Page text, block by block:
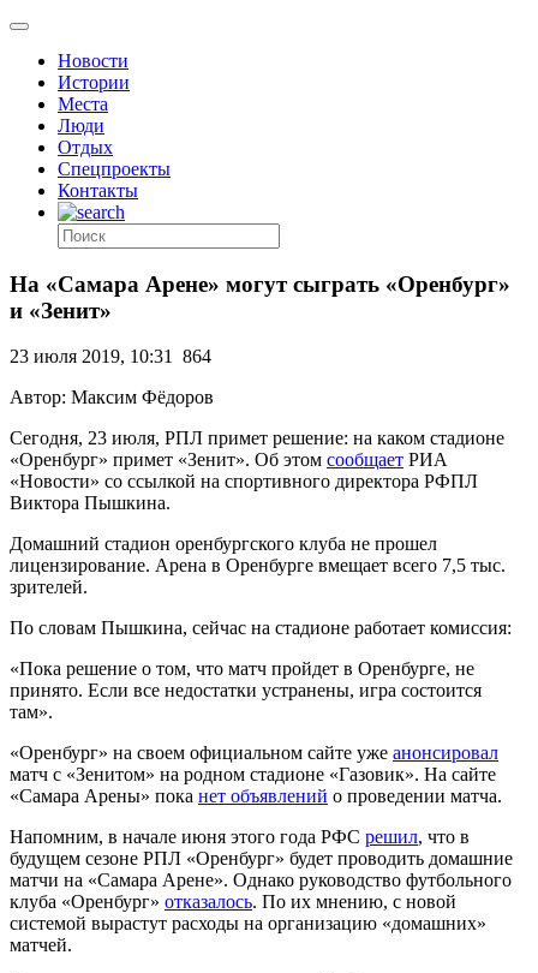
Новости
Истории
Места
Люди
Отдых
Спецпроекты
Контакты
На «Самара Арене» могут сыграть «Оренбург»
и «Зенит»
23 июля 2019, 10:31 864
Автор: Максим Фёдоров
Сегодня, 23 июля, РПЛ примет решение: на каком стадионе
«Оренбург» примет «Зенит». Об этом сообщает РИА
«Новости» со ссылкой на спортивного директора РФПЛ
Виктора Пышкина.
Домашний стадион оренбургского клуба не прошел
лицензирование. Арена в Оренбурге вмещает всего 7,5 тыс.
зрителей.
По словам Пышкина, сейчас на стадионе работает комиссия:
«Пока решение о том, что матч пройдет в Оренбурге, не
принято. Если все недостатки устранены, игра состоится
там».
«Оренбург» на своем официальном сайте уже анонсировал
матч с «Зенитом» на родном стадионе «Газовик». На сайте
«Самара Арены» пока нет объявлений о проведении матча.
Напомним, в начале июня этого года РФС решил, что в
будущем сезоне РПЛ «Оренбург» будет проводить домашние
матчи на «Самара Арене». Однако руководство футбольного
клуба «Оренбург» отказалось. По их мнению, с новой
системой вырастут расходы на организацию «домашних»
матчей.